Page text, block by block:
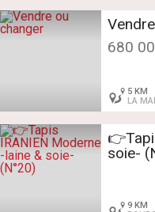
680
5 KM
LA
soie-
9 KM